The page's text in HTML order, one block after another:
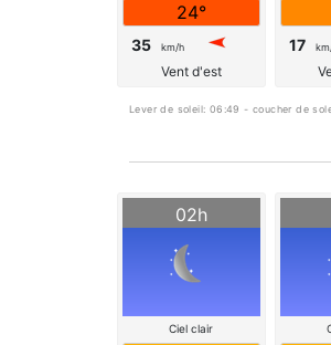
24°
35 km/h
Vent d'est
17
Lever de soleil: 06:49 - coucher de
02h
Ciel clair